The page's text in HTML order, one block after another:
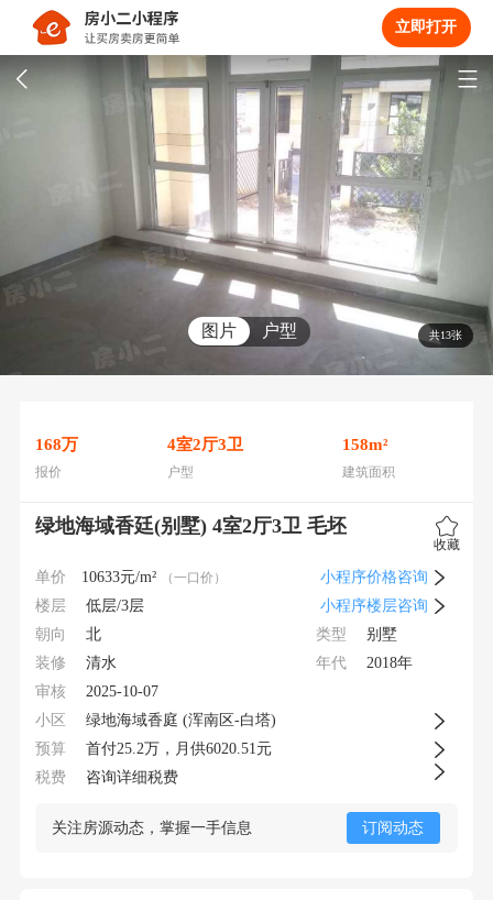
立即打开
共13张
图片 户型
168万
报价
4室2厅3卫
户型
158m²
建筑面积
绿地海域香廷(别墅) 4室2厅3卫 毛坯
收藏
单价 10633元/m² （一口价） 小程序价格咨询
楼层 低层/3层 小程序楼层咨询
朝向 北 类型 别墅
装修 清水 年代 2018年
审核 2025-10-07
小区 绿地海域香庭 (浑南区-白塔)
预算 首付25.2万，月供6020.51元
税费 咨询详细税费
关注房源动态，掌握一手信息 订阅动态